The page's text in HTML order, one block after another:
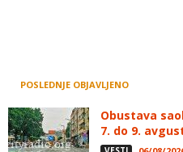
POSLEDNJE OBJAVLJENO
Obustava
7. do 9.